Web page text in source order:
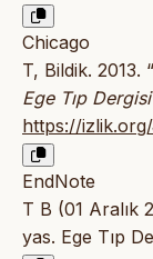
Chicago
T, Bildik. 2013.
Ege Tıp Dergisi
https://
EndNote
T B (01 Aralık
yas. Ege Tıp